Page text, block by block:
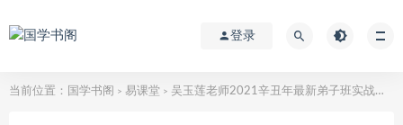
登录
当前位置： 国学书阁 > 易课堂 > 吴玉莲老师2021辛丑年最新弟子班实战课程视频45个 百度云下载